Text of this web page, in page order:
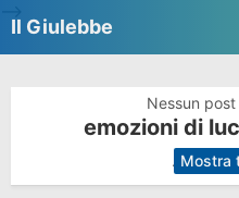
Il Giulebbe
Nessun
emozioni di
. Mostra